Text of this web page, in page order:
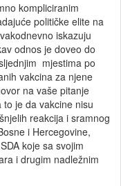
kompliciranim
političke elite na
iskazuju
odnos je doveo do
mjestima po
vakcina za njene
na vaše pitanje
je da vakcine nisu
reakcija i sramnog
i Hercegovine,
koje sa svojim
i drugim nadležnim